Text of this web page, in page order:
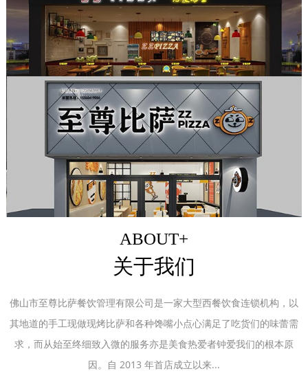
ABOUT+
关于我们
佛山市至尊比萨餐饮管理有限公司是一家大型西餐饮食连锁机构，以
其地道的手工现做现烤比萨和各种馋嘴小点心满足了吃货们的味蕾需
求，而从始至终细致入微的服务亦是美食热爱者钟爱我们的根本原
因。自 2013 年首店成立以来...